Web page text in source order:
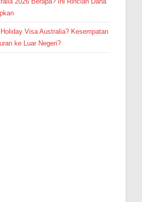
Visa Australia? Kesempatan
ke Luar Negeri?